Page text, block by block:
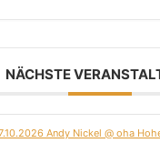
NÄCHSTE
Andy Nickel @ oha